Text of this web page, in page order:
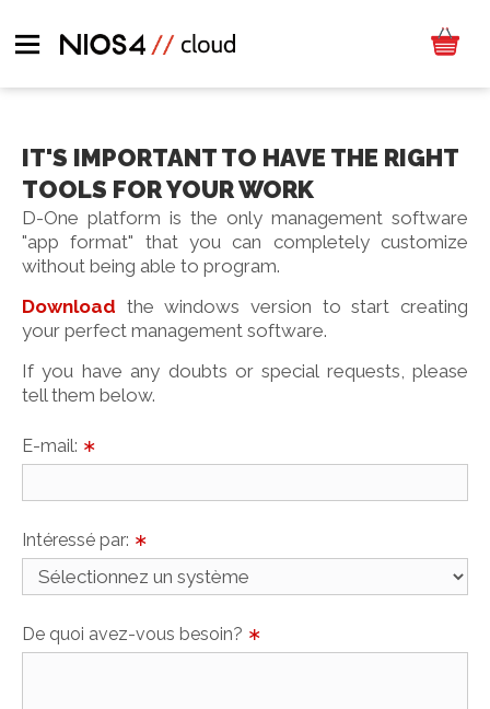
IT'S IMPORTANT TO HAVE THE RIGHT
TOOLS FOR YOUR WORK
D-One platform is the only management software
"app format" that you can completely customize
without being able to program.
Download the windows version to start creating
your perfect management software.
If you have any doubts or special requests, please
tell them below.
E-mail: ∗
Intéressé par: ∗
De quoi avez-vous besoin? ∗